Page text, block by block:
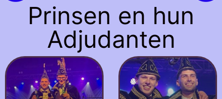
Prinsen en hun
Adjudanten